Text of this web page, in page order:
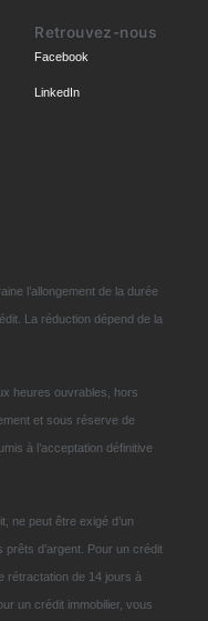
Retrouvez-nous
Facebook
LinkedIn
l’allongement de la durée
La réduction dépend de la
heures ouvrables, hors
et sous réserve de
à l’acceptation définitive
ne peut être exigé d’un
prêts d’argent. Pour un crédit
rétractation de 14 jours à
un crédit immobilier, vous